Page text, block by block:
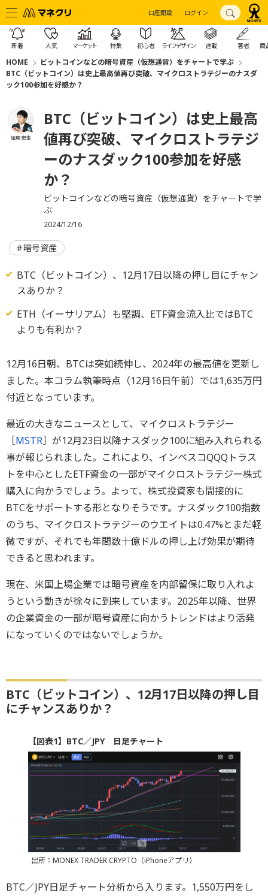
口座開設 ログイン
新着 人気 マーケット 特集 初心者 ライフデザイン 連載 著者 商
HOME
ビットコインなどの暗号資産（仮想通貨）をチャートで学ぶ
BTC（ビットコイン）は史上最高値再び突破、マイクロストラテジーのナスダ
ック100参加を好感か？
加藤 宏幸
BTC（ビットコイン）は史上最高
値再び突破、マイクロストラテジ
ーのナスダック100参加を好感
か？
ビットコインなどの暗号資産（仮想通貨）をチャートで学
ぶ
2024/12/16
暗号資産
BTC（ビットコイン）、12月17日以降の押し目にチャン
スありか？
ETH（イーサリアム）も堅調、ETF資金流入比ではBTC
よりも有利か？
12月16日朝、BTCは突如続伸し、2024年の最高値を更新し
ました。本コラム執筆時点（12月16日午前）では1,635万円
付近となっています。
最近の大きなニュースとして、マイクロストラテジー
［MSTR］が12月23日以降ナスダック100に組み入れられる
事が報じられました。これにより、インベスコQQQトラス
トを中心としたETF資金の一部がマイクロストラテジー株式
購入に向かうでしょう。よって、株式投資家も間接的に
BTCをサポートする形となりそうです。ナスダック100指数
のうち、マイクロストラテジーのウエイトは0.47%とまだ軽
微ですが、それでも年間数十億ドルの押し上げ効果が期待
できると思われます。
現在、米国上場企業では暗号資産を内部留保に取り入れよ
うという動きが徐々に到来しています。2025年以降、世界
の企業資金の一部が暗号資産に向かうトレンドはより活発
になっていくのではないでしょうか。
BTC（ビットコイン）、12月17日以降の押し目
にチャンスありか？
【図表1】BTC／JPY 日足チャート
出所：MONEX TRADER CRYPTO（iPhoneアプリ）
BTC／JPY日足チャート分析から入ります。1,550万円をし